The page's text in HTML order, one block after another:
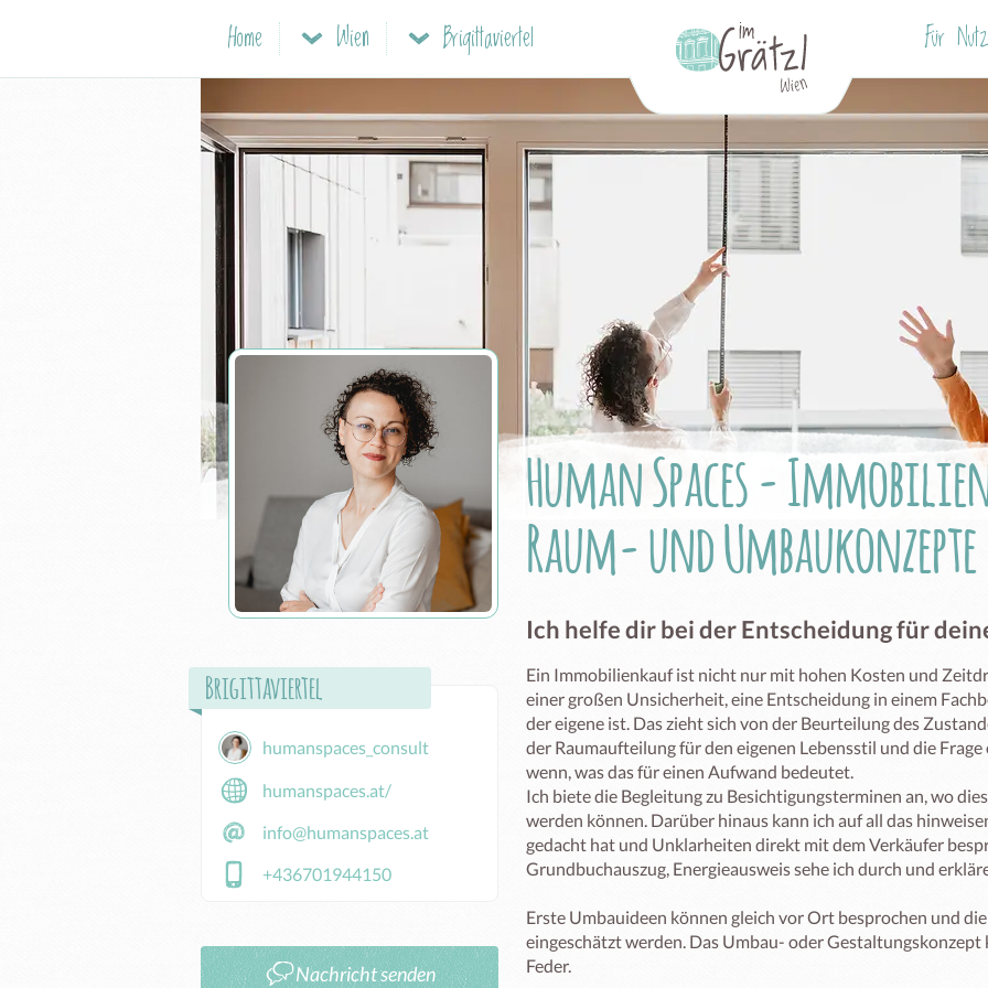
Home Wien Brigittaviertel Für
Human Spaces -
Raum- und Umbaukonzepte
Ich helfe dir bei der Entscheidung für
Ein Immobilienkauf ist nicht nur mit hohen Kosten und
einer großen Unsicherheit, eine Entscheidung in einem
der eigene ist. Das zieht sich von der Beurteilung des
der Raumaufteilung für den eigenen Lebensstil und die
wenn, was das für einen Aufwand bedeutet.
Ich biete die Begleitung zu Besichtigungsterminen an, wo
werden können. Darüber hinaus kann ich auf all das
gedacht hat und Unklarheiten direkt mit dem Verkäufer
Grundbuchauszug, Energieausweis sehe ich durch und
Erste Umbauideen können gleich vor Ort besprochen und
eingeschätzt werden. Das Umbau- oder Gestaltungskonzept
Feder.
Brigittaviertel
humanspaces_consult
humanspaces.at/
info@humanspaces.at
+436701944150
Nachricht senden